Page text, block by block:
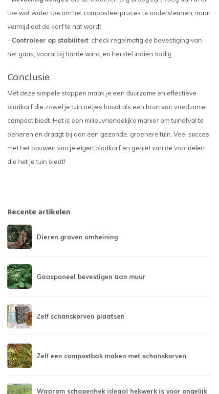
toe wat water toe om het composteerproces te ondersteunen, maar
vermijd dat de korf te nat wordt.
- Controleer op stabiliteit: check regelmatig de bevestiging van
het gaas, vooral bij harde wind, en herstel indien nodig.
Conclusie
Met deze simpele stappen maak je een duurzame en effectieve
bladkorf die zowel je tuin netjes houdt als een bron van voedzame
compost biedt. Het is een milieuvriendelijke manier om tuinafval te
beheren en draagt bij aan een gezonde, groenere tuin. Veel succes
met het bouwen van je eigen bladkorf en geniet van de voordelen
die het je tuin biedt!
Recente artikelen
Dieren graven omheining
Gaaspaneel bevestigen aan muur
Zelf schanskorven plaatsen
Zelf een compostbak maken met schanskorven
Waarom schapenhek ideaal hekwerk is voor ongelijk